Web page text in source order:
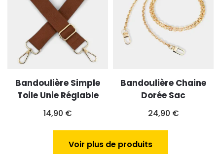
Bandoulière Simple
Toile Unie Réglable
14,90 €
Bandoulière Chaine
Dorée Sac
24,90 €
Voir plus de produits